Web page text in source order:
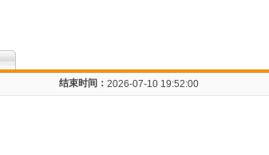
结束时间： 2026-07-10 19:52:00